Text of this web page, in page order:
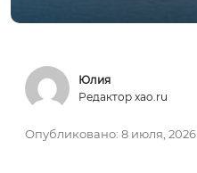
Юлия
Редактор xao.ru
Опубликовано: 8 июля, 2026